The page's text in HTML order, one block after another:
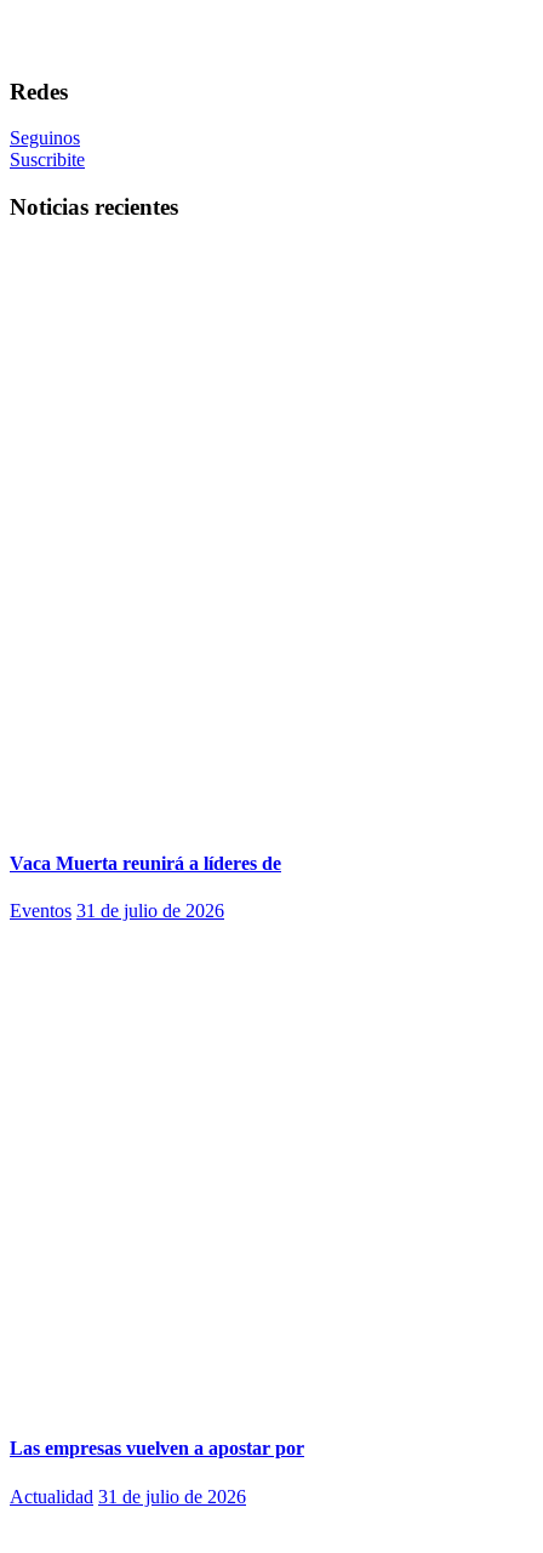
Redes
Seguinos
Suscribite
Noticias recientes
Vaca Muerta reunirá a líderes de
Eventos 31 de julio de 2026
Las empresas vuelven a apostar por
Actualidad 31 de julio de 2026